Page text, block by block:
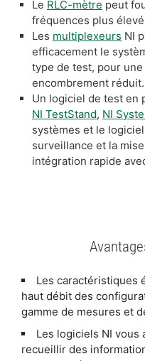
Le RLC-mètre peut
fréquences plus
Les multiplexeurs NI
efficacement le
type de test, pour
encombrement réduit.
Un logiciel de test en
NI TestStand, NI
systèmes et le logiciel
surveillance et la
intégration rapide
Les caractéristiques
haut débit des
gamme de mesures et
Les logiciels NI vous
recueillir des